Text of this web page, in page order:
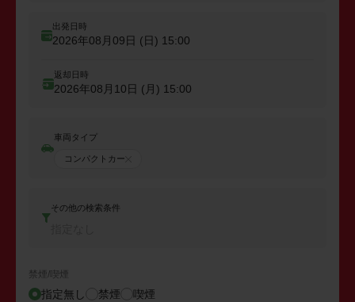
出発日時
2026年08月09日 (日) 15:00
返却日時
2026年08月10日 (月) 15:00
車両タイプ
コンパクトカー
その他の検索条件
禁煙/喫煙
指定無し 禁煙 喫煙